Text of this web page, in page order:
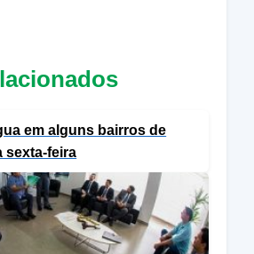
em alguns bairros de
sexta-feira